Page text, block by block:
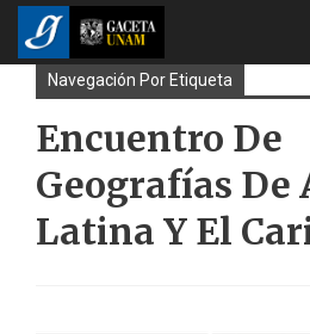
Navegación Por Etiqueta
Encuentro De
Geografías De
Latina Y El